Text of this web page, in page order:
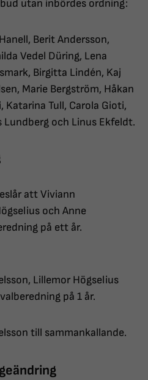
utan inbördes ordning:
Berit Andersson,
Vedel Düring, Lena
Birgitta Lindén, Kaj
Marie Bergström, Håkan
Katarina Tull, Carola Gioti,
och Linus Ekfeldt.
att Viviann
och Anne
på ett år.
Lillemor Högselius
på 1 år.
till sammankallande.